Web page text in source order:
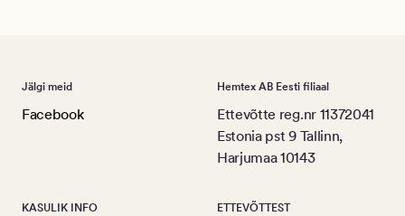
Jälgi meid
Facebook
Hemtex AB Eesti filiaal
Ettevõtte reg.nr 11372041
Estonia pst 9 Tallinn,
Harjumaa 10143
KASULIK INFO ETTEVÕTTEST